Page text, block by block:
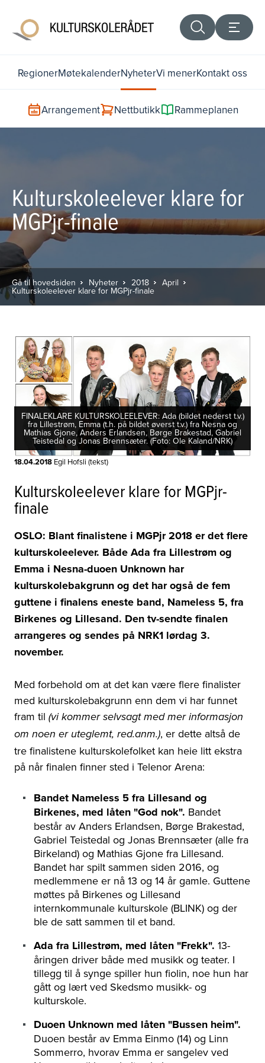
RegionerMøtekalenderNyheterVi menerKontakt oss
Arrangement Nettbutikk Rammeplanen
Kulturskoleelever klare for
MGPjr-finale
Gå til hovedsiden Nyheter 2018 April
Kulturskoleelever klare for MGPjr-finale
FINALEKLARE KULTURSKOLEELEVER: Ada (bildet nederst t.v.)
fra Lillestrøm, Emma (t.h. på bildet øverst t.v.) fra Nesna og
Mathias Gjone, Anders Erlandsen, Børge Brakestad, Gabriel
Teistedal og Jonas Brennsæter. (Foto: Ole Kaland/NRK)
18.04.2018 Egil Hofsli (tekst)
Kulturskoleelever klare for MGPjr-
finale
OSLO: Blant finalistene i MGPjr 2018 er det flere
kulturskoleelever. Både Ada fra Lillestrøm og
Emma i Nesna-duoen Unknown har
kulturskolebakgrunn og det har også de fem
guttene i finalens eneste band, Nameless 5, fra
Birkenes og Lillesand. Den tv-sendte finalen
arrangeres og sendes på NRK1 lørdag 3.
november.
Med forbehold om at det kan være flere finalister
med kulturskolebakgrunn enn dem vi har funnet
fram til (vi kommer selvsagt med mer informasjon
om noen er uteglemt, red.anm.), er dette altså de
tre finalistene kulturskolefolket kan heie litt ekstra
på når finalen finner sted i Telenor Arena:
Bandet Nameless 5 fra Lillesand og
Birkenes, med låten "God nok". Bandet
består av Anders Erlandsen, Børge Brakestad,
Gabriel Teistedal og Jonas Brennsæter (alle fra
Birkeland) og Mathias Gjone fra Lillesand.
Bandet har spilt sammen siden 2016, og
medlemmene er nå 13 og 14 år gamle. Guttene
møttes på Birkenes og Lillesand
internkommunale kulturskole (BLINK) og der
ble de satt sammen til et band.
Ada fra Lillestrøm, med låten "Frekk". 13-
åringen driver både med musikk og teater. I
tillegg til å synge spiller hun fiolin, noe hun har
gått og lært ved Skedsmo musikk- og
kulturskole.
Duoen Unknown med låten "Bussen heim".
Duoen består av Emma Einmo (14) og Linn
Sommerro, hvorav Emma er sangelev ved